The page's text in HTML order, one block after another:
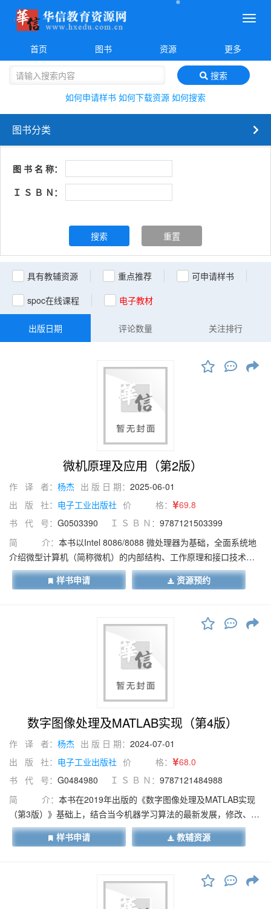
菜
首页
图书 资源 更多
搜索
如何申请样书 如何下载资源 如何搜索
图书分类
图 书 名 称：
Ｉ Ｓ Ｂ Ｎ：
搜索 重置
具有教辅资源 重点推荐
可申请样书
spoc在线课程
电子教材
关注排行
评论数量
出版日期
微机原理及应用（第2版）
作 译 者： 杨杰 出 版 日 期： 2025-06-01
出 版 社： 电子工业出版社 价 格：
69.8
书 代 号： G0503390 Ｉ Ｓ Ｂ Ｎ： 9787121503399
简 介： 本书以Intel 8086/8088 微处理器为基础，全面系统地
介绍微型计算机（简称微机）的内部结构、工作原理和接口技术等
相关知识。全书共9 章，第1 章主要介绍微处理器的发展历程、计算
机的数制和编码、微型计算机系统的组成、分类和配置；第2 章主要
微机指令系统；第4 章主要介绍汇编语言源程序结构、汇编语言语句
组成、汇编程序的编写与调试；第5 章主要介绍存储器分类及工作原
理；第6 章主要介绍微型计算机接口的概念、分类及数据传输方式；
第7 章主要介绍中断的概念、分类、执行过程及典型可编程中断控制
器Intel 8259A 的应用；第8 章主要介绍常见输入输出接口芯片Intel
8253、Intel 8255A 的内部结构、工作原理及应用；第9 章主要介绍
模拟量输入输出通道的组成及相关转换器的工作原理及应用。
样书申请 资源预约
数字图像处理及MATLAB实现（第4版）
作 译 者： 杨杰 出 版 日 期： 2024-07-01
出 版 社： 电子工业出版社 价 格：
68.0
书 代 号： G0484980 Ｉ Ｓ Ｂ Ｎ： 9787121484988
简 介： 本书在2019年出版的《数字图像处理及MATLAB实现
（第3版）》基础上，结合当今机器学习算法的最新发展，修改、补
充和完善而成。书中主要介绍了数字图像处理的基础知识、基本方
法、程序实现和典型实践应用。全书分为三个部分，共12章。第一
8章）介绍数字图像处理的各种技术；第三部分（第9～12章）介绍
数字图像处理的扩展内容，包括基于深度学习的图像处理技术和工
程应用案例等。每章分别介绍问题的背景、基本内容和方法、实践
样书申请 教辅资源